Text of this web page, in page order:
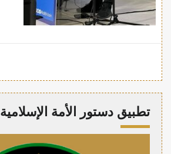
تطبيق دستور الأمة الإسلامية